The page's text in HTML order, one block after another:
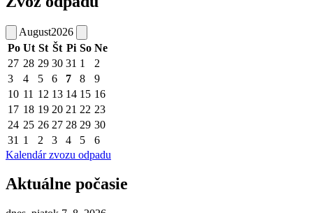
August2026
Po Ut St Št Pi So Ne
27 28 29 30 31 1
2
3
4 5 6 7 8
9
10 11 12 13 14 15 16
17 18 19 20 21 22 23
24 25 26 27 28 29 30
31 1 2 3 4 5
6
Kalendár zvozu odpadu
Aktuálne počasie